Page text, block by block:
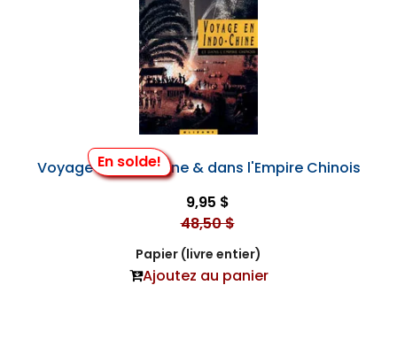
En solde!
Voyage en Indochine & dans l'Empire Chinois
9,95 $
48,50 $
Papier (livre entier)
Ajoutez au panier